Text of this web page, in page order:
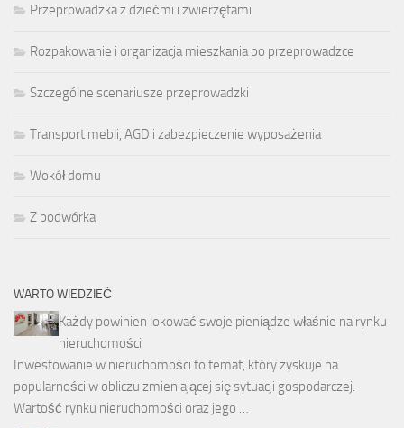
Przeprowadzka z dziećmi i zwierzętami
Rozpakowanie i organizacja mieszkania po przeprowadzce
Szczególne scenariusze przeprowadzki
Transport mebli, AGD i zabezpieczenie wyposażenia
Wokół domu
Z podwórka
WARTO WIEDZIEĆ
Każdy powinien lokować swoje pieniądze właśnie na rynku
nieruchomości
Inwestowanie w nieruchomości to temat, który zyskuje na
popularności w obliczu zmieniającej się sytuacji gospodarczej.
Wartość rynku nieruchomości oraz jego …